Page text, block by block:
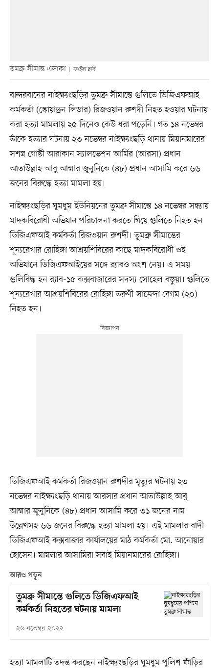
তমব্রু সীমান্ত এলাকা ফাইল ছবি
বান্দরবানের নাইক্ষ্যংছড়ির তুমব্রু সীমান্তে গুলিতে ডিজিএফআই
কর্মকর্তা (স্কোয়াড্রন লিডার) রিজওয়ান রুশদী নিহত হওয়ার ঘটনায়
করা হত্যা মামলায় ২৫ দিনেও কেউ ধরা পড়েনি। গত ১৪ নভেম্বর
তাঁকে হত্যার ঘটনায় ২৩ নভেম্বর নাইক্ষ্যংছড়ি থানায় মিয়ানমারের
সশস্ত্র গোষ্ঠী আরাকান স্যালভেশন আর্মির (আরসা) প্রধান
আতাউল্লাহ আবু আম্মার জুনুনিকে (৪৮) প্রধান আসামি করে ৬৬
জনের বিরুদ্ধে হত্যা মামলা হয়।
নাইক্ষ্যংছড়ির ঘুমধুম ইউনিয়নের তুমব্রু সীমান্তে ১৪ নভেম্বর সন্ধ্যায়
মাদকবিরোধী অভিযান পরিচালনা করতে গিয়ে গুলিতে নিহত হন
ডিজিএফআই কর্মকর্তা রিজওয়ান রুশদী। তুমব্রু সীমান্তের
শূন্যরেখার রোহিঙ্গা আশ্রয়শিবিরের কাছে মাদকবিরোধী ওই
অভিযানে ডিজিএফআইয়ের সঙ্গে র‍্যাবও অংশ নেয়। এ সময়
গুলিবিদ্ধ হন র‍্যাব-১৫ কক্সবাজারের সদস্য সোহেল বড়ুয়া। গুলিতে
শূন্যরেখার আশ্রয়শিবিরের রোহিঙ্গা তরুণী সাজেদা বেগম (২০)
নিহত হন।
ডিজিএফআই কর্মকর্তা রিজওয়ান রুশদীর মৃত্যুর ঘটনায় ২৩
নভেম্বর নাইক্ষ্যংছড়ি থানায় আরসার প্রধান আতাউল্লাহ আবু
আম্মার জুনুনিকে (৪৮) প্রধান আসামি করে ৩১ জনের নাম
উল্লেখসহ ৬৬ জনের বিরুদ্ধে হত্যা মামলা হয়। এই মামলার বাদী
ডিজিএফআই কক্সবাজার কার্যালয়ের মাঠ কর্মকর্তা মো. আনোয়ার
হোসেন। মামলার আসামিরা সবাই মিয়ানমারের রোহিঙ্গা।
আরও পড়ুন
তুমব্রু সীমান্তে গুলিতে ডিজিএফআই
কর্মকর্তা নিহতের ঘটনায় মামলা
২৬ নভেম্বর ২০২২
হত্যা মামলাটি তদন্ত করছেন নাইক্ষ্যংছড়ির ঘুমধুম পুলিশ ফাঁড়ির